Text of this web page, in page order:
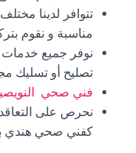
تتوافر لدينا
مناسبة و نقوم
نوفر جميع خدمات
تصليح أو تسليك
فني صحي
نحرص على
كفني صحي هندي